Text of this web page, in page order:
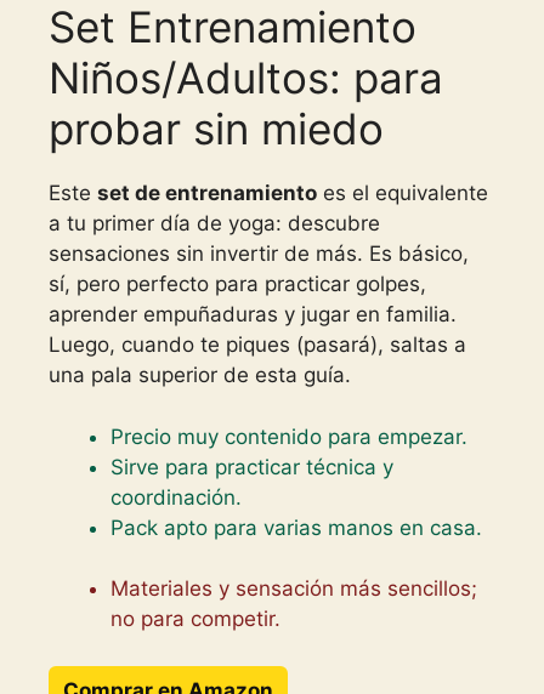
Set Entrenamiento
Niños/Adultos: para
probar sin miedo
Este set de entrenamiento es el equivalente
a tu primer día de yoga: descubre
sensaciones sin invertir de más. Es básico,
sí, pero perfecto para practicar golpes,
aprender empuñaduras y jugar en familia.
Luego, cuando te piques (pasará), saltas a
una pala superior de esta guía.
Precio muy contenido para empezar.
Sirve para practicar técnica y
coordinación.
Pack apto para varias manos en casa.
Materiales y sensación más sencillos;
no para competir.